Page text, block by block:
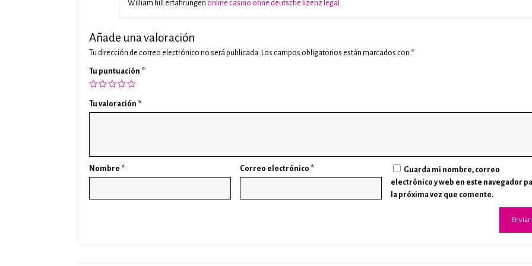
William hill erfahrungen online casino ohne deutsche lizenz legal
Añade una valoración
Tu dirección de correo electrónico no será publicada. Los campos obligatorios están marcados con *
Tu puntuación *
Tu valoración *
Nombre * Correo electrónico *
Guarda mi nombre, correo
electrónico y web en este navegador
la próxima vez que comente.